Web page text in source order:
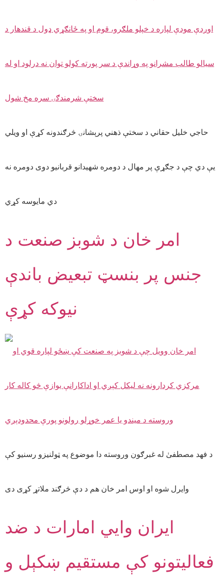
حاجي خلیل حقاني د سختې ذهني پرېشانۍ څرګندونه کړې او ویلي
یې دي چې د جګړې پر مهال د دومره شهیدانو قربانیو دوی دومره نه
دي مایوسه کړي
امر خان د شوبز صنعت د
جنس پر بنسټ تبعیض باندې
نیوکه کړې
د فهد مصطفیٰ له غبرګون وروسته دا موضوع په ټولنیزو رسنیو کې
وایرل شوه او اوس امر خان هم د دې څرګند ملاتړ کړی دی
ایران وایي امارات د ضد
فعالیتونو کې مستقیم ښکېل و